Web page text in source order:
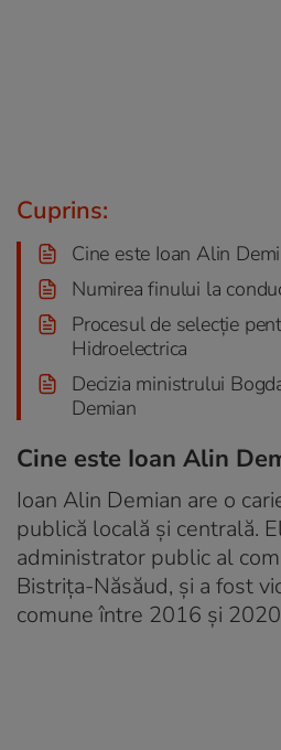
Cuprins:
Cine este Ioan Alin
Numirea finului la
Procesul de selecție
Hidroelectrica
Decizia ministrului
Demian
Cine este Ioan Alin
Ioan Alin Demian are o
publică locală și centrală.
administrator public al
Bistrița-Năsăud, și a fost
comune între 2016 și